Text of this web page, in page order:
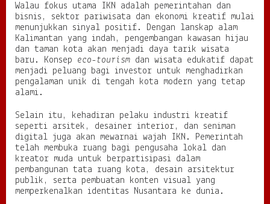
Walau fokus utama IKN adalah pemerintahan dan
bisnis, sektor pariwisata dan ekonomi kreatif mulai
menunjukkan sinyal positif. Dengan lanskap alam
Kalimantan yang indah, pengembangan kawasan hijau
dan taman kota akan menjadi daya tarik wisata
baru. Konsep eco-tourism dan wisata edukatif dapat
menjadi peluang bagi investor untuk menghadirkan
pengalaman unik di tengah kota modern yang tetap
alami.
Selain itu, kehadiran pelaku industri kreatif
seperti arsitek, desainer interior, dan seniman
digital juga akan mewarnai wajah IKN. Pemerintah
telah membuka ruang bagi pengusaha lokal dan
kreator muda untuk berpartisipasi dalam
pembangunan tata ruang kota, desain arsitektur
publik, serta pembuatan konten visual yang
memperkenalkan identitas Nusantara ke dunia.